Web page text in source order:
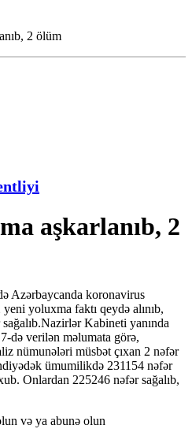
2 ölüm
aşkarlanıb, 2
Azərbaycanda koronavirus
yoluxma faktı qeydə alınıb,
Kabineti yanında
də verilən məlumata görə,
nümunələri müsbət çıxan 2 nəfər
ümumilikdə 231154 nəfər
Onlardan 225246 nəfər sağalıb,
və ya abunə olun